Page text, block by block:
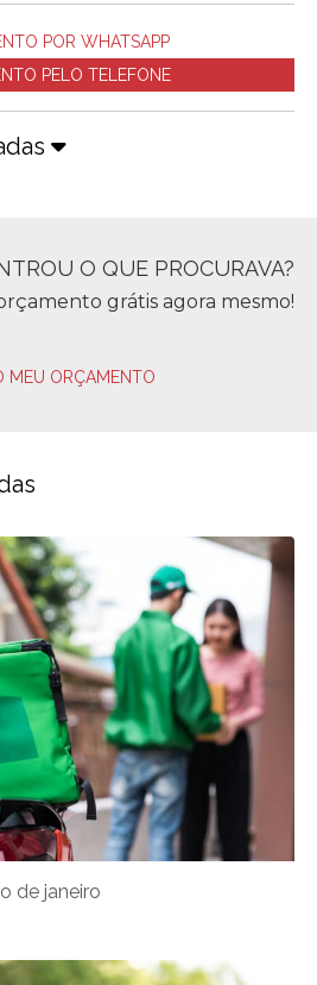
POR WHATSAPP
PELO TELEFONE
O QUE PROCURAVA?
grátis agora mesmo!
MEU ORÇAMENTO
de janeiro